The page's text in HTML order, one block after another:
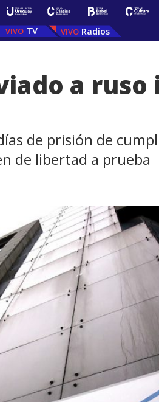
TV Radios
a
de prisión de
de libertad a prueba